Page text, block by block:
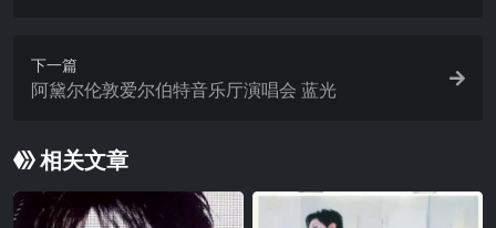
下一篇
阿黛尔伦敦爱尔伯特音乐厅演唱会 蓝光
相关文章